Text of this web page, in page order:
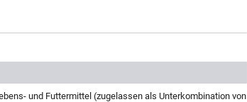
und Futtermittel (zugelassen als Unterkombination von